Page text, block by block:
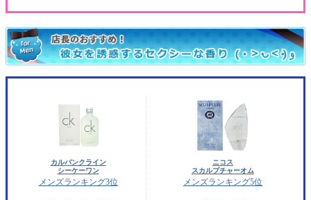
カルバンクライン
シーケーワン
メンズランキング3位
ニコス
スカルプチャーオム
メンズランキング5位